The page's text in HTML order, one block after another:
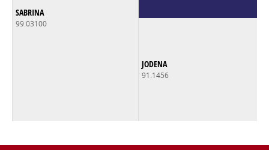
SABRINA
99.03100
JODENA
91.1456